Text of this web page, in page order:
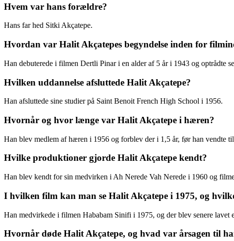
Hvem var hans forældre?
Hans far hed Sitki Akçatepe.
Hvordan var Halit Akçatepes begyndelse inden for
Han debuterede i filmen Dertli Pinar i en alder af 5 år i 1943 og optrådte
Hvilken uddannelse afsluttede Halit Akçatepe?
Han afsluttede sine studier på Saint Benoit French High School i 1956.
Hvornår og hvor længe var Halit Akçatepe i hæren?
Han blev medlem af hæren i 1956 og forblev der i 1,5 år, før han vendte
Hvilke produktioner gjorde Halit Akçatepe kendt?
Han blev kendt for sin medvirken i Ah Nerede Vah Nerede i 1960 og
I hvilken film kan man se Halit Akçatepe i 1975, og
Han medvirkede i filmen Hababam Sinifi i 1975, og der blev senere
Hvornår døde Halit Akçatepe, og hvad var årsagen til